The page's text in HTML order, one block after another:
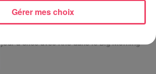
C'est plus ou c'est moins : Jusqu'à 300€ à gagner
!
jour à 8h50 avec Kris dans le Big Morning
Gérer mes choix